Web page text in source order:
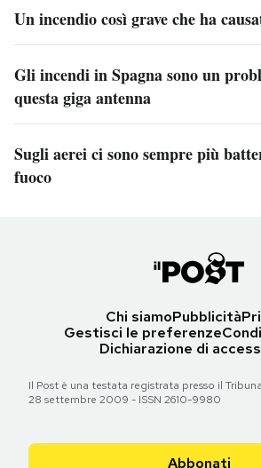
Un incendio così grave che ha
Gli incendi in Spagna sono un
questa giga antenna
Sugli aerei ci sono sempre più
fuoco
Chi siamoPubblicità
Gestisci le preferenze
Dichiarazione di
Il Post è una testata registrata presso il
28 settembre 2009 - ISSN 2610-9980
Abbonati